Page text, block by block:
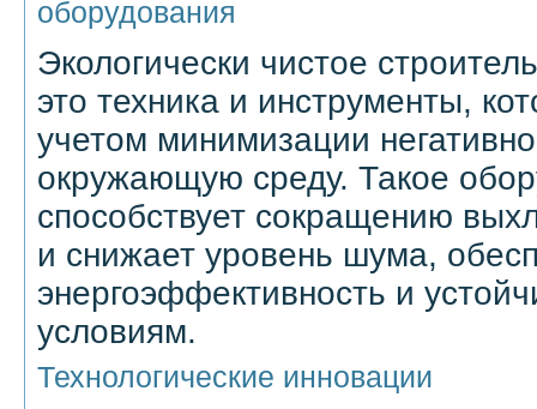
оборудования
Экологически чистое
это техника и инструменты,
учетом минимизации
окружающую среду. Такое
способствует сокращению
и снижает уровень шума,
энергоэффективность и
условиям.
Технологические инновации